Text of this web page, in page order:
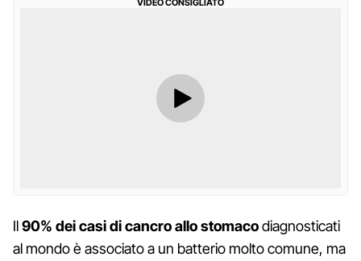
VIDEO CONSIGLIATO
Il90% dei casi di cancro allo stomacodiagnosticati
al mondo è associato a un batterio molto comune, ma